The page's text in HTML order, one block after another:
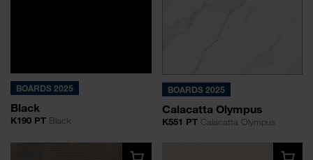
BOARDS 2025
Black
K190 PT Black
BOARDS 2025
Calacatta Olympus
K551 PTCalacatta Olympus